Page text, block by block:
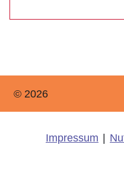
© 2026
Impressum